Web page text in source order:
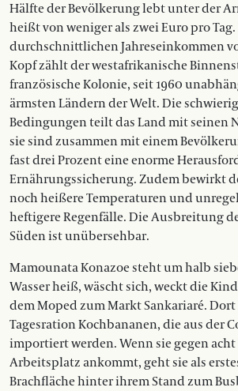
Hälfte der Bevölkerung lebt unter der
heißt von weniger als zwei Euro pro
durchschnittlichen Jahreseinkommen
Kopf zählt der westafrikanische
französische Kolonie, seit 1960
ärmsten Ländern der Welt. Die
Bedingungen teilt das Land mit seinen
sie sind zusammen mit einem
fast drei Prozent eine enorme
Ernährungssicherung. Zudem bewirkt
noch heißere Temperaturen und
heftigere Regenfälle. Die Ausbreitung
Süden ist unübersehbar.
Mamounata Konazoe steht um halb
Wasser heiß, wäscht sich, weckt die
dem Moped zum Markt Sankariaré.
Tagesration Kochbananen, die aus der
importiert werden. Wenn sie gegen
Arbeitsplatz ankommt, geht sie als
Brachfläche hinter ihrem Stand zum